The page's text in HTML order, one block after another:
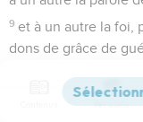
9 et à un autre la foi,
dons de grâce de
et à un autre des
prophétie ; et à un
Versions